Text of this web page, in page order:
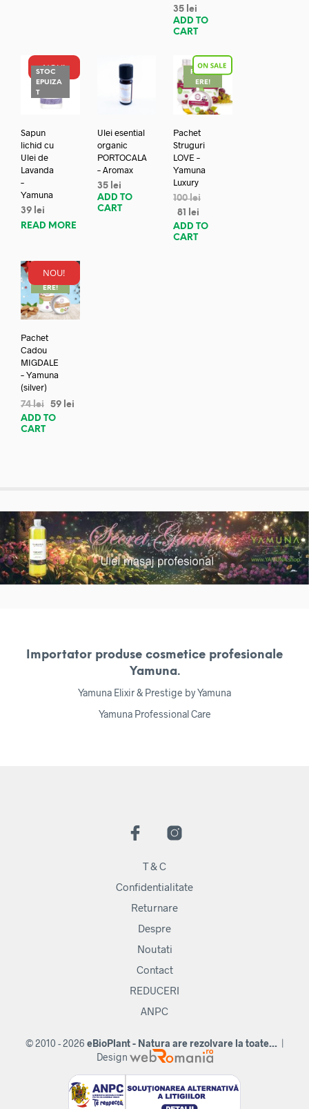
35 lei
ADD TO
CART
NOU!
STOC
EPUIZA
T
Sapun
lichid cu
Ulei de
Lavanda
–
Yamuna
39 lei
READ MORE
Ulei esential
organic
PORTOCALA
– Aromax
35 lei
ADD TO
CART
REDUC
ERE!
Pachet
Struguri
LOVE –
Yamuna
Luxury
100lei
81
lei
ADD TO
CART
NOU!
REDUC
ERE!
Pachet
Cadou
MIGDALE
– Yamuna
(silver)
74lei 59 lei
ADD TO
CART
Importator produse cosmetice profesionale
Yamuna.
Yamuna Elixir & Prestige by Yamuna
Yamuna Professional Care
T & C
Confidentialitate
Returnare
Despre
Noutati
Contact
REDUCERI
ANPC
© 2010 - 2026 eBioPlant - Natura are rezolvare la toate... |
Design